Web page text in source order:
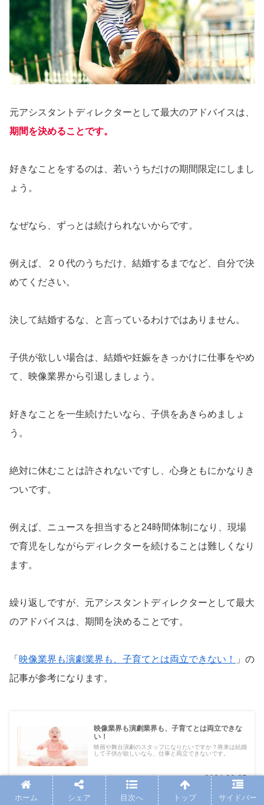
元アシスタントディレクターとして最大のアドバイスは、
期間を決めることです。
好きなことをするのは、若いうちだけの期間限定にしまし
ょう。
なぜなら、ずっとは続けられないからです。
例えば、２０代のうちだけ、結婚するまでなど、自分で決
めてください。
決して結婚するな、と言っているわけではありません。
子供が欲しい場合は、結婚や妊娠をきっかけに仕事をやめ
て、映像業界から引退しましょう。
好きなことを一生続けたいなら、子供をあきらめましょ
う。
絶対に休むことは許されないですし、心身ともにかなりき
ついです。
例えば、ニュースを担当すると24時間体制になり、現場
で育児をしながらディレクターを続けることは難しくなり
ます。
繰り返しですが、元アシスタントディレクターとして最大
のアドバイスは、期間を決めることです。
「 映像業界も演劇業界も、子育てとは両立できない！
」の
記事が参考になります。
映像業界も演劇業界も、子育てとは両立できな
い！
映画や舞台演劇のスタッフになりたいですか？将来は結婚
して子供が欲しいなら、仕事と両立できないです。
soram-message.com 2024.02.25
ホーム シェア 目次へ トップ サイドバー